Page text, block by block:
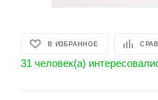
В ИЗБРАННОЕ
31 человек(а)